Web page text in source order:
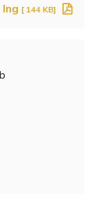
[ 144 KB]